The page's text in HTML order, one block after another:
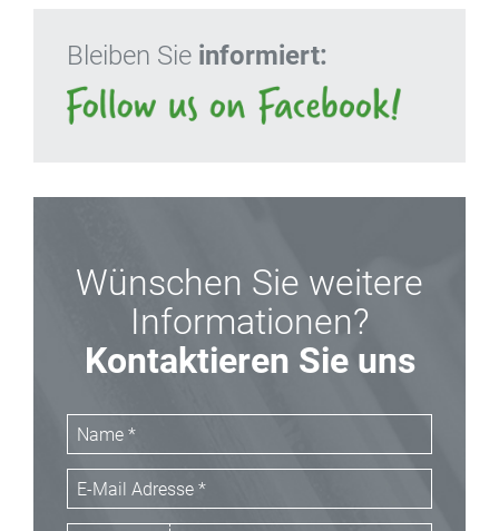
Bleiben Sie informiert:
Wünschen Sie weitere
Informationen?
Kontaktieren Sie uns